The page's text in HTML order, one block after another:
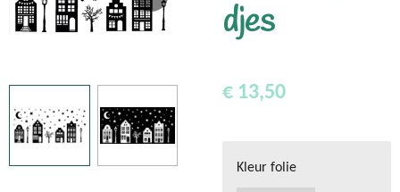
djes
€ 13,50
Kleur folie